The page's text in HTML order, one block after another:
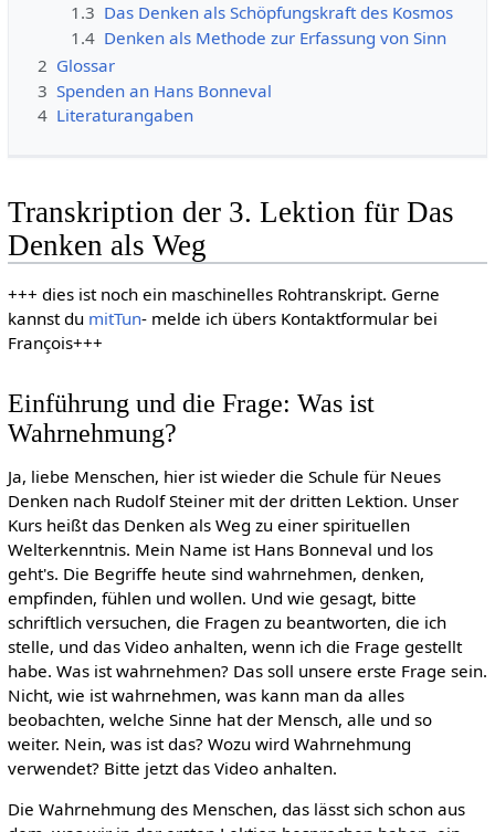
1.3 Das Denken als Schöpfungskraft des Kosmos
1.4 Denken als Methode zur Erfassung von Sinn
2 Glossar
3 Spenden an Hans Bonneval
4 Literaturangaben
Transkription der 3. Lektion für Das
Denken als Weg
+++ dies ist noch ein maschinelles Rohtranskript. Gerne
kannst du mitTun- melde ich übers Kontaktformular bei
François+++
Einführung und die Frage: Was ist
Wahrnehmung?
Ja, liebe Menschen, hier ist wieder die Schule für Neues
Denken nach Rudolf Steiner mit der dritten Lektion. Unser
Kurs heißt das Denken als Weg zu einer spirituellen
Welterkenntnis. Mein Name ist Hans Bonneval und los
geht's. Die Begriffe heute sind wahrnehmen, denken,
empfinden, fühlen und wollen. Und wie gesagt, bitte
schriftlich versuchen, die Fragen zu beantworten, die ich
stelle, und das Video anhalten, wenn ich die Frage gestellt
habe. Was ist wahrnehmen? Das soll unsere erste Frage sein.
Nicht, wie ist wahrnehmen, was kann man da alles
beobachten, welche Sinne hat der Mensch, alle und so
weiter. Nein, was ist das? Wozu wird Wahrnehmung
verwendet? Bitte jetzt das Video anhalten.
Die Wahrnehmung des Menschen, das lässt sich schon aus